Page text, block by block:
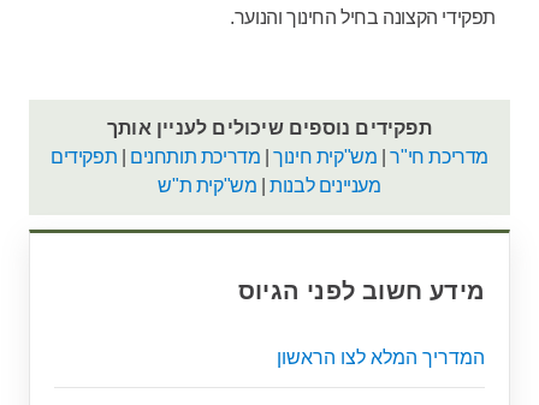
תפקידי הקצונה בחיל החינוך והנוער.
תפקידים נוספים שיכולים לעניין אותך
מדריכת חי"ר| מש"קית חינוך| מדריכת תותחנים
תפקידים
מעניינים לבנות| מש"קית ת"ש
מידע חשוב לפני הגיוס
המדריך המלא לצו הראשון